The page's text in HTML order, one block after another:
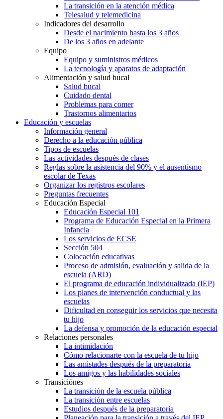
La transición en la atención médica
Telesalud y telemedicina
Indicadores del desarrollo
Desde el nacimiento hasta los 3 años
De los 3 años en adelante
Equipo
Equipo y suministros médicos
La tecnología y aparatos de adaptación
Alimentación y salud bucal
Salud bucal
Cuidado dental
Problemas para comer
Trastornos alimentarios
Educación y escuelas
Información general
Derecho a la educación pública
Tipos de escuelas
Las actividades después de clases
Reglas sobre la asistencia del 90% y el ausentismo
escolar de Texas
Organizar los registros escolares
Preguntas frecuentes
Educación Especial
Educación Especial 101
Programa de Educación Especial en la Primera
Infancia
Los servicios de ECSE
Sección 504
Colocación educativas
Proceso de admisión, evaluación y salida de la
escuela (ARD)
El programa de educación individualizada (IEP)
Los planes de intervención conductual y las
escuelas
Dificultad en conseguir los servicios que necesita
tu hijo
La defensa y promoción de la educación especial
Relaciones personales
La intimidación
Cómo relacionarte con la escuela de tu hijo
Las amistades después de la preparatoria
Los amigos y las habilidades sociales
Transiciónes
La transición de la escuela pública
La transición entre escuelas
Estudios después de la preparatoria